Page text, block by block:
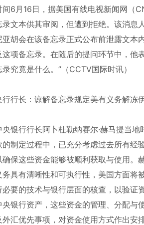
间6月16日，据美国有线电视新闻网（
录文本供其审阅，但遭到拒绝。该消息
亚胡会在该备忘录正式公布前泄露文本
这项备忘录。在随后的提问环节中，他
究竟是什么。”（CCTV国际时讯）
行行长：谅解备忘录规定美有义务解冻
央银行行长阿卜杜勒纳赛尔·赫马提当
的制定过程中，已充分考虑过去所有经
确保这些资金能够被顺利获取与使用。
务具有清晰性和可执行性，美国方面将
必要的技术与银行层面的核查，以验证
央银行资产，这些资金的管理、分配与
外汇优先事项，对资金使用方式作出安